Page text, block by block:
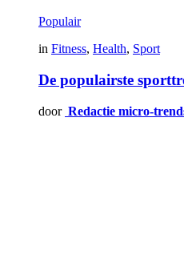
Populair
in Fitness, Health, Sport
De populairste
door Redactie micro-